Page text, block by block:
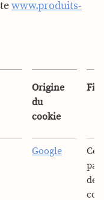
www.produits-
Origine
du
cookie
Google
Ce
par
de